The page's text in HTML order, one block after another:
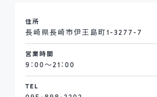
住所
長崎県長崎市伊王島町1-3277-7
営業時間
9：00～21：00
TEL